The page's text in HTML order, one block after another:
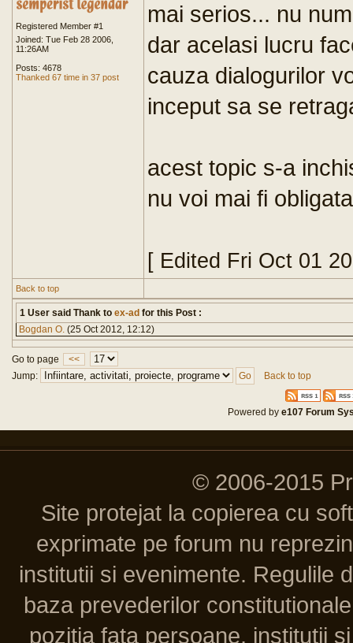
Registered Member #1
Joined: Tue Feb 28 2006,
11:26AM
Posts: 4678
Thanked 67 time in 37 post
mai serios... nu
dar acelasi lucru
cauza dialogurilor
inceput sa se
acest topic s-a
nu voi mai fi
[ Edited Fri Oct 01
Back to top
1 User said Thank to ex-ad for this Post :
Bogdan O. (25 Oct 2012, 12:12)
Go to page
<<
Jump:
Back to top
Powered bye107 Forum
© 2006-2015
Site protejat la copierea cu
exprimate pe forum nu
institutii si evenimente. Regulile
baza prevederilor
pozitia fata persoane, institutii